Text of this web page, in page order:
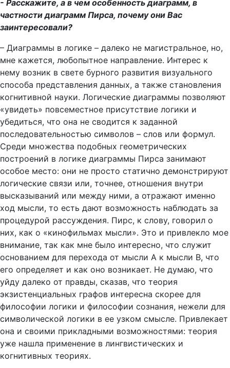
- Расскажите, а в чем особенность диаграмм, в
частности диаграмм Пирса, почему они Вас
заинтересовали?
– Диаграммы в логике – далеко не магистральное, но,
мне кажется, любопытное направление. Интерес к
нему возник в свете бурного развития визуального
способа представления данных, а также становления
когнитивной науки. Логические диаграммы позволяют
«увидеть» повсеместное присутствие логики и
убедиться, что она не сводится к заданной
последовательностью символов – слов или формул.
Среди множества подобных геометрических
построений в логике диаграммы Пирса занимают
особое место: они не просто статично демонстрируют
логические связи или, точнее, отношения внутри
высказываний или между ними, а отражают именно
ход мысли, то есть дают возможность наблюдать за
процедурой рассуждения. Пирс, к слову, говорил о
них, как о «кинофильмах мысли». Это и привлекло мое
внимание, так как мне было интересно, что служит
основанием для перехода от мысли А к мысли В, что
его определяет и как оно возникает. Не думаю, что
уйду далеко от правды, сказав, что теория
экзистенциальных графов интересна скорее для
философии логики и философии сознания, нежели для
символической логики в ее узком смысле. Привлекает
она и своими прикладными возможностями: теория
уже нашла применение в лингвистических и
когнитивных теориях.